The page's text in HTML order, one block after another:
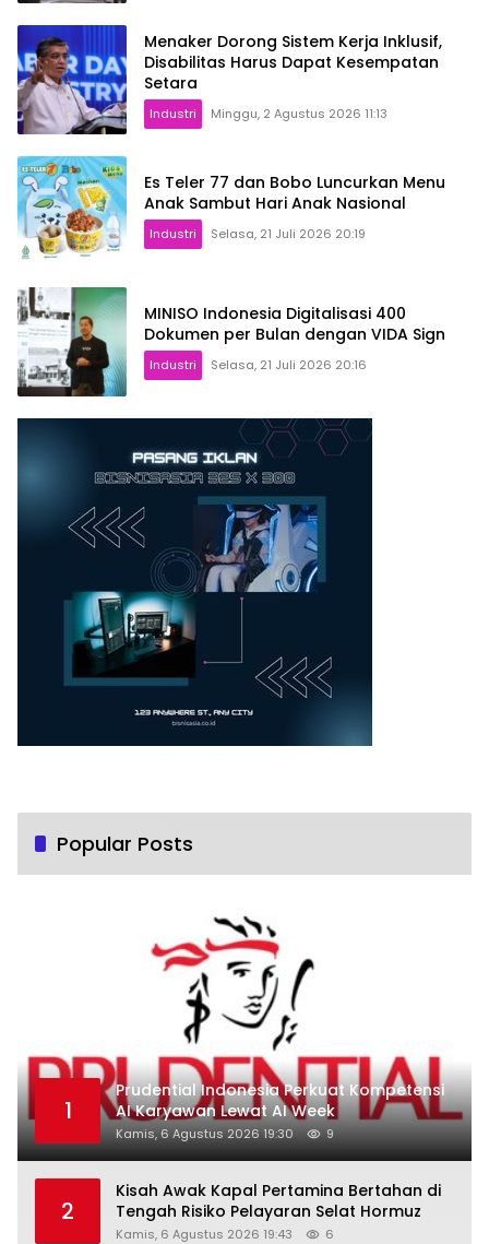
Menaker Dorong Sistem Kerja Inklusif,
Disabilitas Harus Dapat Kesempatan
Setara
Industri Minggu, 2 Agustus 2026 11:13
Es Teler 77 dan Bobo Luncurkan Menu
Anak Sambut Hari Anak Nasional
Industri Selasa, 21 Juli 2026 20:19
MINISO Indonesia Digitalisasi 400
Dokumen per Bulan dengan VIDA Sign
Industri Selasa, 21 Juli 2026 20:16
Popular Posts
1
Prudential Indonesia Perkuat Kompetensi
AI Karyawan Lewat AI Week
Kamis, 6 Agustus 2026 19:30 9
2
Kisah Awak Kapal Pertamina Bertahan di
Tengah Risiko Pelayaran Selat Hormuz
Kamis, 6 Agustus 2026 19:43 6